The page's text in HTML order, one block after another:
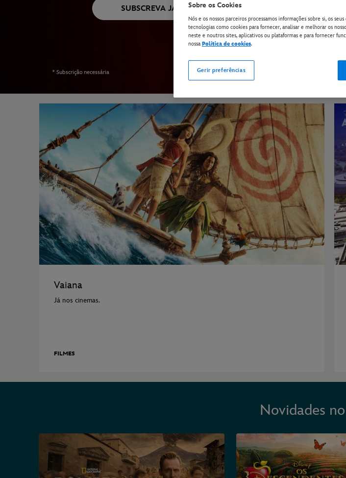
SUBSCREVA JÁ*
* Subscrição necessária
Vaiana
Já nos cinemas.
FILMES
Novidades
Sobre os Cookies
Nós e os nossos parceiros processamos informações sobre si, os
tecnologias como cookies para fornecer, analisar e melhorar os
neste e noutros sites, aplicativos ou plataformas e para fornecer
nossa Política de cookies.
Gerir preferências